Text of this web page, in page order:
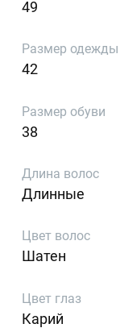
49
Размер одежды
42
Размер обуви
38
Длина волос
Длинные
Цвет волос
Шатен
Цвет глаз
Карий